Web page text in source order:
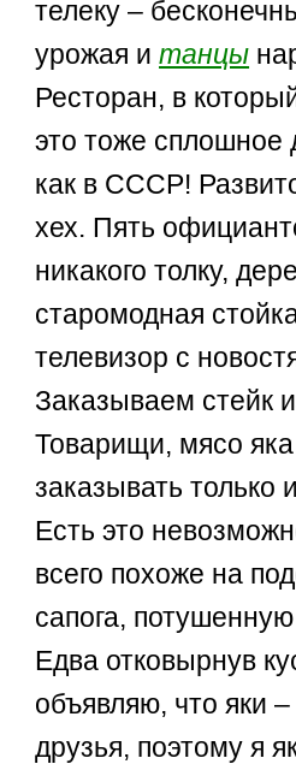
телеку –
урожая итанцы
Ресторан, в
это тоже сплошное
как в СССР!
хех. Пять
никакого толку,
старомодная
телевизор с
Заказываем стейк
Товарищи, мясо
заказывать только
Есть это
всего похоже на
сапога,
Едва отковырнув
объявляю, что яки
друзья, поэтому я